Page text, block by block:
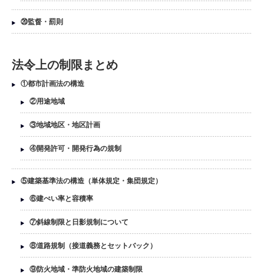
⑳監督・罰則
法令上の制限まとめ
①都市計画法の構造
②用途地域
③地域地区・地区計画
④開発許可・開発行為の規制
⑤建築基準法の構造（単体規定・集団規定）
⑥建ぺい率と容積率
⑦斜線制限と日影規制について
⑧道路規制（接道義務とセットバック）
⑨防火地域・準防火地域の建築制限